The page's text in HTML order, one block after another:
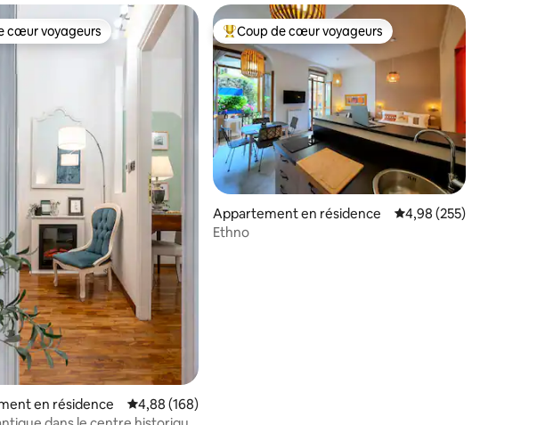
la base de 165 commentaires : 4,99 sur 5
cœur voyageurs
cœur voyageurs
en résidence Évaluation moyenne sur la base de 168 commentaires : 4,88 sur 5
4,88 (168)
Coups de cœur voyageurs les plus appréciés
Coup de cœur voyageurs
Appartement en résidence Évaluation moyenne
4,98 (255)
Ethno